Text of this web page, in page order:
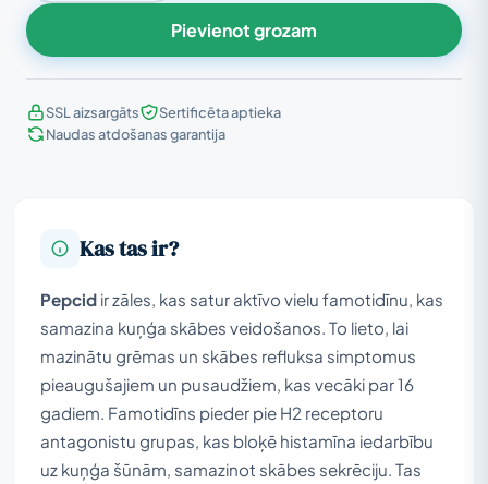
Pievienot grozam
SSL aizsargāts
Sertificēta aptieka
Naudas atdošanas garantija
Kas tas ir?
Pepcid ir zāles, kas satur aktīvo vielu famotidīnu, kas
samazina kuņģa skābes veidošanos. To lieto, lai
mazinātu grēmas un skābes refluksa simptomus
pieaugušajiem un pusaudžiem, kas vecāki par 16
gadiem. Famotidīns pieder pie H2 receptoru
antagonistu grupas, kas bloķē histamīna iedarbību
uz kuņģa šūnām, samazinot skābes sekrēciju. Tas